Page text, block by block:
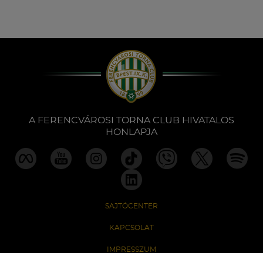
A FERENCVÁROSI TORNA CLUB HIVATALOS
HONLAPJA
SAJTÓCENTER
KAPCSOLAT
IMPRESSZUM